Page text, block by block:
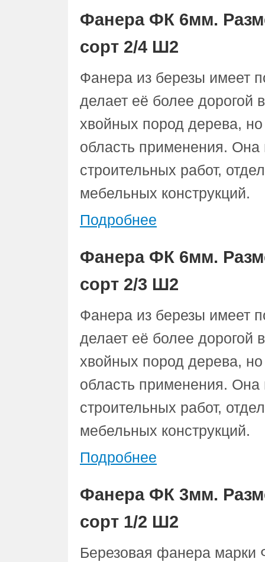
Фанера ФК 6мм.
сорт 2/4 Ш2
Фанера из березы имеет
делает её более дорогой
хвойных пород дерева,
область применения. Она
строительных работ,
мебельных конструкций.
Подробнее
Фанера ФК 6мм.
сорт 2/3 Ш2
Фанера из березы имеет
делает её более дорогой
хвойных пород дерева,
область применения. Она
строительных работ,
мебельных конструкций.
Подробнее
Фанера ФК 3мм.
сорт 1/2 Ш2
Березовая фанера марки